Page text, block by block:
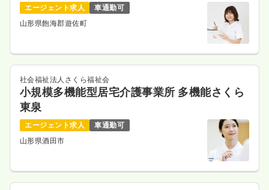
エージェント求人
車通勤可
山形県飽海郡遊佐町
社会福祉法人さくら福祉会
小規模多機能型居宅介護事業所 多機能さくら
東泉
エージェント求人
車通勤可
山形県酒田市